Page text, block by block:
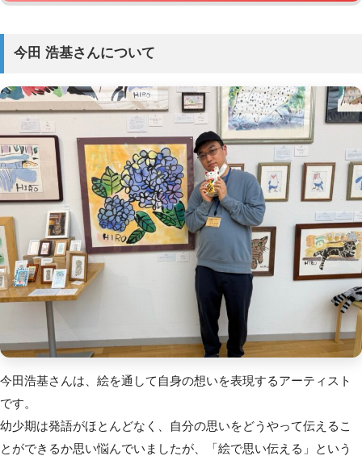
今田 浩基さんについて
今田浩基さんは、絵を通して自身の想いを表現するアーティスト
です。
幼少期は発語がほとんどなく、
自分の思いをどうやって伝えるこ
とができるか思い悩んでいましたが、「絵で思い伝える」
という